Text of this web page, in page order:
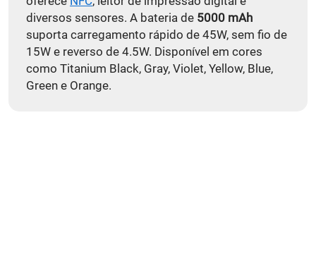
diversos sensores. A bateria de 5000 mAh
suporta carregamento rápido de 45W, sem fio de
15W e reverso de 4.5W. Disponível em cores
como Titanium Black, Gray, Violet, Yellow, Blue,
Green e Orange.